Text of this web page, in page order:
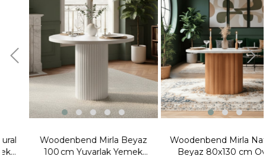
Woodenbend Mirla Beyaz
100 cm Yuvarlak Yemek
Woodenbend Mirla Natural
Beyaz 80x130 cm Oval